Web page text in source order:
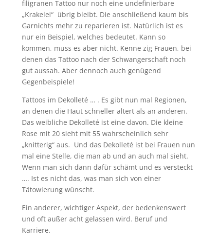
filigranen Tattoo nur noch eine undefinierbare
„Krakelei“ übrig bleibt. Die anschließend kaum bis
Garnichts mehr zu reparieren ist. Natürlich ist es
nur ein Beispiel, welches bedeutet. Kann so
kommen, muss es aber nicht. Kenne zig Frauen, bei
denen das Tattoo nach der Schwangerschaft noch
gut aussah. Aber dennoch auch genügend
Gegenbeispiele!
Tattoos im Dekolleté … . Es gibt nun mal Regionen,
an denen die Haut schneller altert als an anderen.
Das weibliche Dekolleté ist eine davon. Die kleine
Rose mit 20 sieht mit 55 wahrscheinlich sehr
„knitterig“ aus. Und das Dekolleté ist bei Frauen nun
mal eine Stelle, die man ab und an auch mal sieht.
Wenn man sich dann dafür schämt und es versteckt
…. Ist es nicht das, was man sich von einer
Tätowierung wünscht.
Ein anderer, wichtiger Aspekt, der bedenkenswert
und oft außer acht gelassen wird. Beruf und
Karriere.